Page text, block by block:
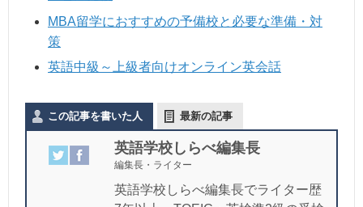
MBA留学におすすめの予備校と必要な準備・対
策
英語中級～上級者向けオンライン英会話
この記事を書いた人 最新の記事
英語学校しらべ編集長
編集長・ライター
英語学校しらべ編集長でライター歴